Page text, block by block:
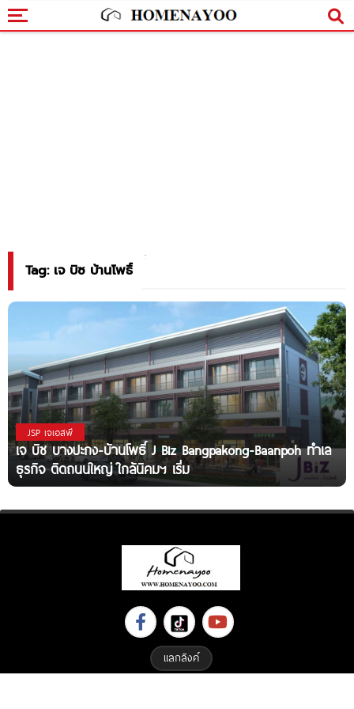
Tag: เจ บิซ บ้านโพธิ์
JSP เจเอสพี
เจ บิซ บางปะกง-บ้านโพธิ์ J Biz Bangpakong-Baanpoh ทำเล
ธุรกิจ ติดถนนใหญ่ ใกล้นิคมฯ เริ่ม
แลกลิงค์